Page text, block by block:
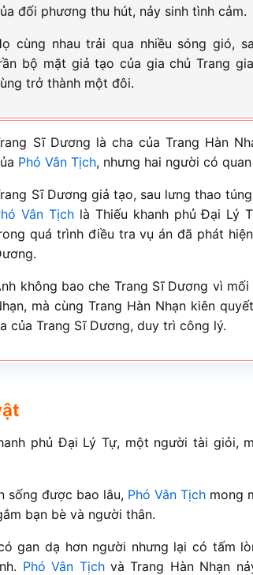
đối phương thu hút, nảy sinh tình cảm.
cùng nhau trải qua nhiều sóng gió,
bộ mặt giả tạo của gia chủ Trang
trở thành một đôi.
Sĩ Dương là cha của Trang Hàn
Phó Vân Tịch, nhưng hai người có
Sĩ Dương giả tạo, sau lưng thao
Vân Tịch là Thiếu khanh phủ Đại Lý
quá trình điều tra vụ án đã phát
không bao che Trang Sĩ Dương vì
mà cùng Trang Hàn Nhạn kiên
của Trang Sĩ Dương, duy trì công lý.
phủ Đại Lý Tự, một người tài giỏi,
sống được bao lâu, Phó Vân Tịch mong
bạn bè và người thân.
gan dạ hơn người nhưng lại có tấm
Phó Vân Tịchvà Trang Hàn Nhạn